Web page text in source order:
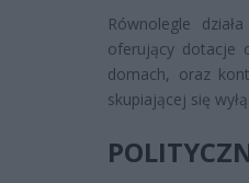
Równolegle
oferujący dotacje
domach, oraz
skupiającej się